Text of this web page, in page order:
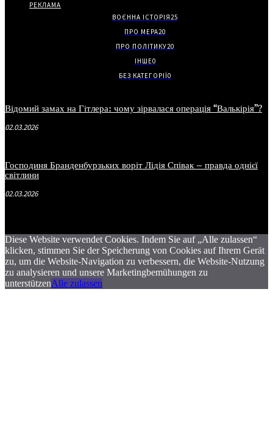
РЕКЛАМА
ВОЄННА ІСТОРІЯ25
ПРО МЕРА20
ПРО ПОЛІТИКУ20
ІНШЕ0
БЕЗ КАТЕГОРІЇ0
Відомий замах на Гітлера: чому зірвалася операція “Валькірія”?
02.03.2026
Господиня Бранденбурзьких воріт Лідія Співак – правда однієї
світлини
02.03.2026
Diese Website verwendet Cookies. Indem Sie auf „Alle zulassen“
klicken, stimmen Sie der Speicherung von Cookies auf Ihrem Gerät
zu, um die Website-Navigation zu verbessern, die Website-Nutzung
zu analysieren und unsere Marketingbemühungen zu
unterstützenAlle zulassen